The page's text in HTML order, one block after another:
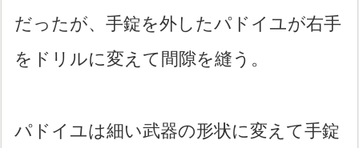
だったが、手錠を外したパドイユが右手
をドリルに変えて間隙を縫う。
パドイユは細い武器の形状に変えて手錠